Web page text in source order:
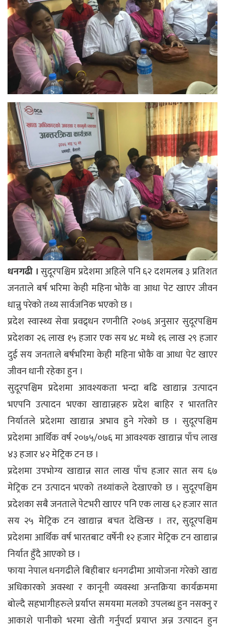
धनगढी ।सुदूरपश्चिम प्रदेशमा अहिले पनि ६२ दशमलब ३ प्रतिशत
जनताले बर्ष भरिमा केही महिना भोकै वा आधा पेट खाएर जीवन
धान्नु परेको तथ्य सार्वजनिक भएको छ ।
प्रदेश स्वास्थ्य सेवा प्रवद्र्धन रणनीति २०७६ अनुसार सुदूरपश्चिम
प्रदेशका २६ लाख १५ हजार एक सय ४८ मध्ये १६ लाख २९ हजार
दुई सय जनताले बर्षभरिमा केही महिना भोकै वा आधा पेट खाएर
जीवन धानी रहेका हुन ।
सुदूरपश्चिम प्रदेशमा आवश्यकता भन्दा बढि खाद्यान्न उत्पादन
भएपनि उत्पादन भएका खाद्यान्नहरु प्रदेश बाहिर र भारततिर
निर्यातले प्रदेशमा खाद्यान्न अभाव हुने गरेको छ । सुदूरपश्चिम
प्रदेशमा आर्थिक वर्ष २०७५/०७६ मा आवश्यक खाद्यान्न पाँच लाख
४३ हजार ४२ मेट्रिक टन छ ।
प्रदेशमा उपभोग्य खाद्यान्न सात लाख पाँच हजार सात सय ६७
मेट्रिक टन उत्पादन भएको तथ्यांकले देखाएको छ । सुदूरपश्चिम
प्रदेशका सबै जनताले पेटभरी खाएर पनि एक लाख ६२ हजार सात
सय २५ मेट्रिक टन खाद्यान्न बचत देखिन्छ । तर, सुदूरपश्चिम
प्रदेशमा आर्थिक वर्ष भारतबाट वर्षेनी १२ हजार मेट्रिक टन खाद्यान्न
निर्यात हुँदै आएको छ ।
फाया नेपाल धनगढीले बिहीबार धनगढीमा आयोजना गरेको खाद्य
अधिकारको अवस्था र कानूनी व्यवस्था अन्तक्रिया कार्यक्रममा
बोल्दै सहभागीहरुले प्रर्याप्त समयमा मलको उपलब्ध हुन नसक्नु र
आकाशे पानीको भरमा खेती गर्नुपर्दा प्रयाप्त अन्न उत्पादन हुन